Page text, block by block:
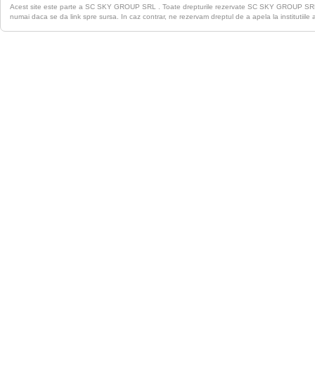
Acest site este parte a SC SKY GROUP SRL . Toate drepturile rezervate SC SKY GROUP
numai daca se da link spre sursa. In caz contrar, ne rezervam dreptul de a apela la institutiile